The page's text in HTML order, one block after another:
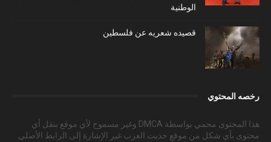
الوطنية
قصيده شعريه عن فلسطين
رخصه المحتوي
هذا المحتوى محمي بواسطة DMCA وغير مسموح لأي موقع بنقل أي
محتوى بأي شكل من موقع حديث العرب غير الإشارة إلى الرابط الأصلي